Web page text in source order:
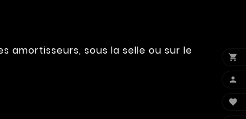
amortisseurs, sous la selle ou sur le


